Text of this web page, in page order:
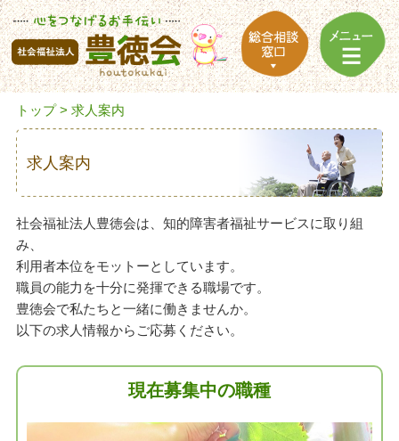
トップ> 求人案内
求人案内
社会福祉法人豊徳会は、知的障害者福祉サービスに取り組
み、
利用者本位をモットーとしています。
職員の能力を十分に発揮できる職場です。
豊徳会で私たちと一緒に働きませんか。
以下の求人情報からご応募ください。
現在募集中の職種